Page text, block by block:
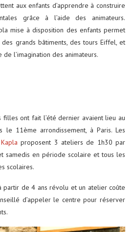
aux enfants d’apprendre à construire
grâce à l’aide des animateurs.
mise à disposition des enfants permet
grands bâtiments, des tours Eiffel, et
l’imagination des animateurs.
ont fait l’été dernier avaient lieu au
le 11ème arrondissement, à Paris. Les
proposent 3 ateliers de 1h30 par
samedis en période scolaire et tous les
scolaires.
partir de 4 ans révolu et un atelier coûte
d’appeler le centre pour réserver